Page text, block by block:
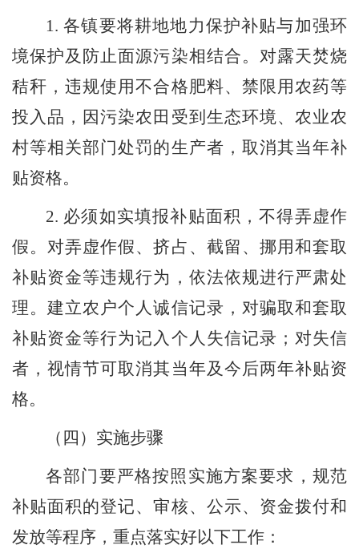
1.各镇要将耕地地力保护补贴与加强环
境保护及 防止面源污染相结合。 对露天焚烧
秸秆 ，违规使用不合格肥料、禁限用农药等
投入品，因污染农田受到生态环境、农业农
村等相关部门处罚的生产者，取消其当年补
贴资格。
2. 必须如实填报补贴面积，不得弄虚作
假。对弄虚作假、挤占、截留、挪用和套取
补贴资金等违规行为，依法依规进行严肃处
理。建立农户个人诚信记录，对骗取和套取
补贴资金等行为记入个人失信记录；对失信
者，视情节可取消其当年及今后两年补贴资
格。
（ 四 ）实施步骤
各部门要严格按照实施方案要求，规范
补贴面积的登记、审核、公示、资金拨付和
发放等程序，重点落实好以下工作：